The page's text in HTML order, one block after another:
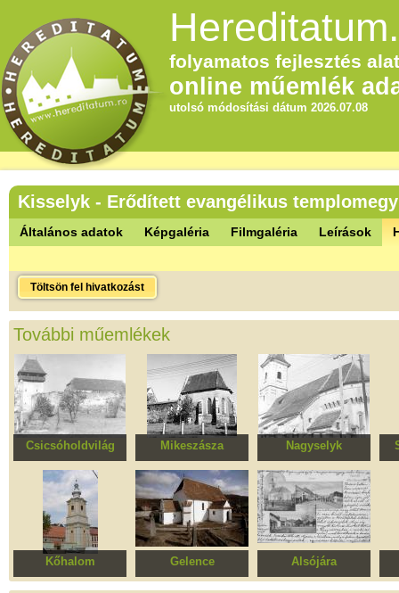
folyamatos fejlesztés
online műemlék
utolsó módosítási dátum 2026.07.08
Kisselyk - Erődített evangélikus
Általános adatok Képgaléria Filmgaléria Leírások
Töltsön fel hivatkozást
További műemlékek
Csicsóholdvilág
Erődített evangélikus
templomegyüttes
Mikeszásza
Református templom
és Szentháromság
Római Katolikus
templom
Nagyselyk
Evangélikus templom
Kőhalom
Evangélikus
Gelence
Római katolikus
Alsójára
Unitárius templom